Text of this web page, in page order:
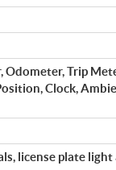
Trip
Clock,
license plate